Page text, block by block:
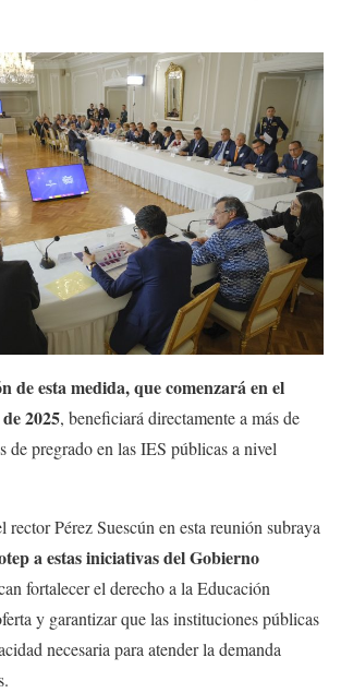
de esta medida, que comenzará en el
2025, beneficiará directamente a más de
de pregrado en las IES públicas a nivel
Pérez Suescún en esta reunión subraya
a estas iniciativas del Gobierno
fortalecer el derecho a la Educación
y garantizar que las instituciones públicas
necesaria para atender la demanda